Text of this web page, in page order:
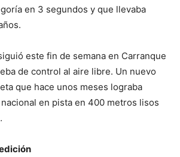
en 3 segundos y que llevaba
este fin de semana en Carranque
de control al aire libre. Un nuevo
que hace unos meses lograba
en pista en 400 metros lisos